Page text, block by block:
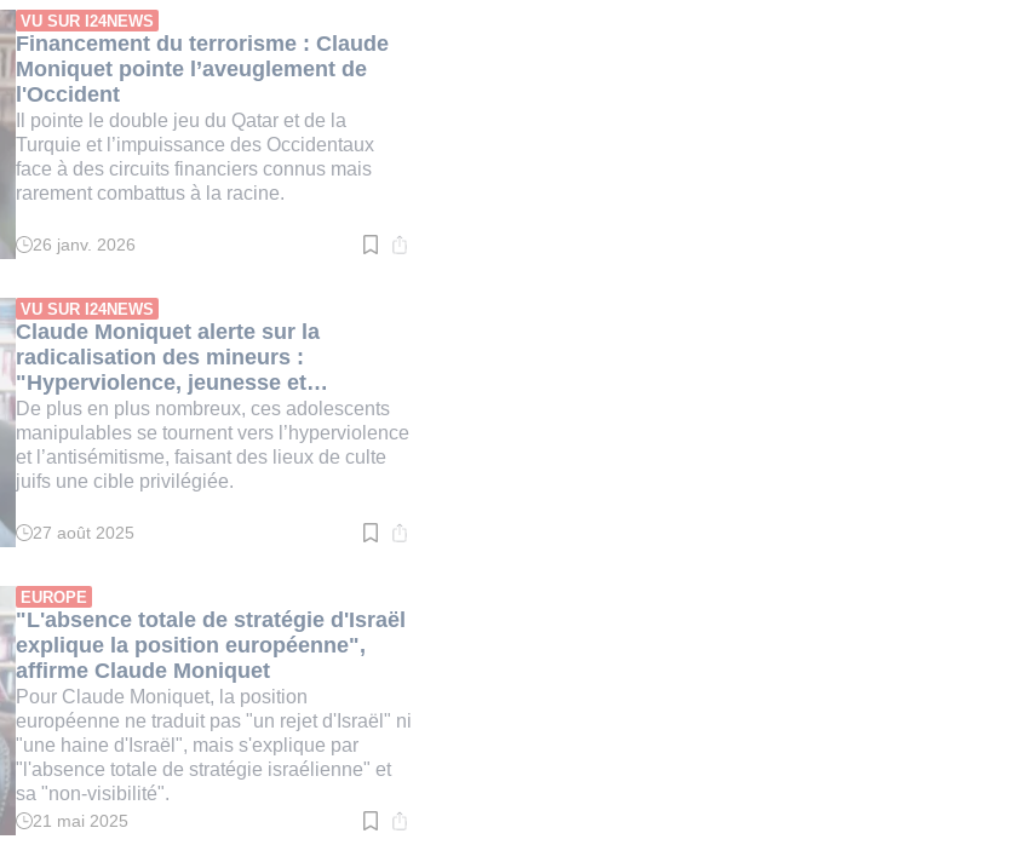
:
2
min.
VU SUR I24NEWS
Financement du terrorisme : Claude
Moniquet pointe l’aveuglement de
l'Occident
Il pointe le double jeu du Qatar et de la
Turquie et l’impuissance des Occidentaux
face à des circuits financiers connus mais
rarement combattus à la racine.
Temps
:
2
min.
26 janv. 2026
VU SUR I24NEWS
Claude Moniquet alerte sur la
radicalisation des mineurs :
"Hyperviolence, jeunesse et
antisémitisme"
De plus en plus nombreux, ces adolescents
manipulables se tournent vers l’hyperviolence
et l’antisémitisme, faisant des lieux de culte
juifs une cible privilégiée.
Temps
:
2
min.
27 août 2025
EUROPE
"L'absence totale de stratégie d'Israël
explique la position européenne",
affirme Claude Moniquet
Pour Claude Moniquet, la position
européenne ne traduit pas "un rejet d'Israël" ni
"une haine d'Israël", mais s'explique par
"l'absence totale de stratégie israélienne" et
sa "non-visibilité".
Temps
21 mai 2025